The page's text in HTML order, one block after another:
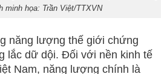
minh họa: Trần Việt/TTXVN
năng lượng thế giới chứng
lắc dữ dội. Đối với nền kinh tế
Nam, năng lượng chính là